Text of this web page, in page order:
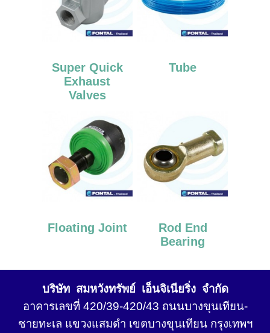
Super Quick
Exhaust
Valves
Tube
Floating Joint
Rod End
Bearing
บริษัท สมหวังทรัพย์ เอ็นจิเนียริ่ง จำกัด
อาคารเลขที่ 420/39-420/43 ถนนบางขุนเทียน-
ชายทะเล แขวงแสมดำ เขตบางขุนเทียน กรุงเทพฯ